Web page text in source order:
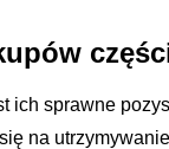
ich sprawne
na